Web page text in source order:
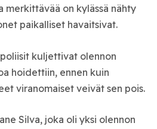
merkittävää on kylässä nähty
paikalliset havaitsivat.
kuljettivat olennon
hoidettiin, ennen kuin
viranomaiset veivät sen pois.
Silva, joka oli yksi olennon